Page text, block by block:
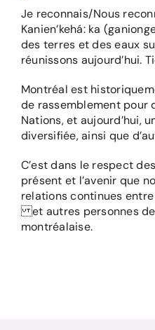
Je reconnais/Nous
Kanien’kehá: ka
des terres et des eaux
réunissons aujourd’hui.
Montréal est
de rassemblement pour
Nations, et aujourd’hui,
diversifiée, ainsi que
C’est dans le respect
présent et l’avenir que
relations continues
et autres personnes de
montréalaise.